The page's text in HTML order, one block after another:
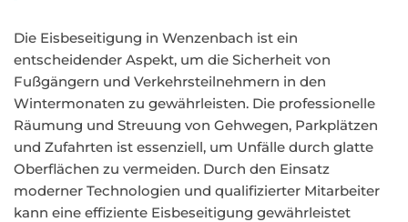
Die Eisbeseitigung in Wenzenbach ist ein
entscheidender Aspekt, um die Sicherheit von
Fußgängern und Verkehrsteilnehmern in den
Wintermonaten zu gewährleisten. Die professionelle
Räumung und Streuung von Gehwegen, Parkplätzen
und Zufahrten ist essenziell, um Unfälle durch glatte
Oberflächen zu vermeiden. Durch den Einsatz
moderner Technologien und qualifizierter Mitarbeiter
kann eine effiziente Eisbeseitigung gewährleistet